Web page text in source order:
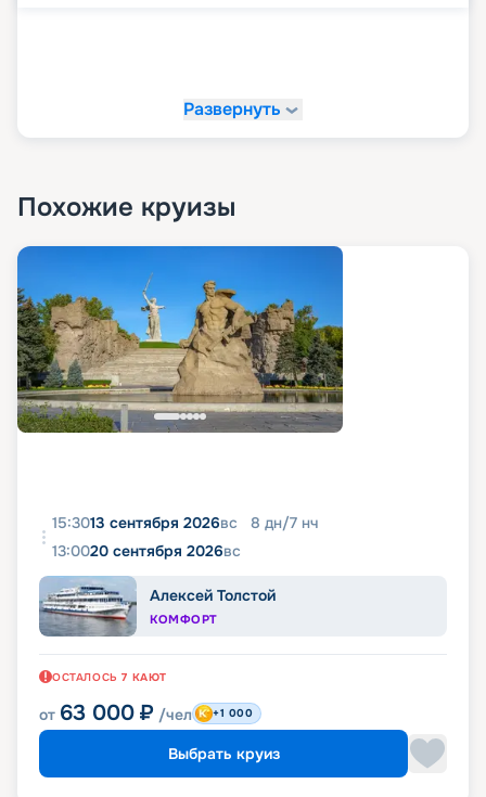
Развернуть
Похожие круизы
15:3013 сентября 2026вс 8 дн/7 нч
13:0020 сентября 2026вс
Алексей Толстой
КОМФОРТ
ОСТАЛОСЬ 7 КАЮТ
от 63 000 ₽ /чел +1 000
Выбрать круиз